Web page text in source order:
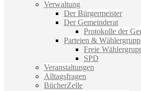
Verwaltung
Der Bürgermeister
Der Gemeinderat
Protokolle der
Parteien &
Freie
SPD
Veranstaltungen
Alltagsfragen
BücherZelle